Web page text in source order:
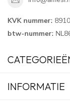
KVK nummer:
btw-nummer:
INFORMATIE